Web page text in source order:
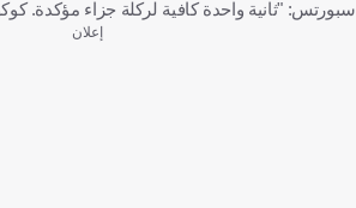
سبورتس: "ثانية واحدة كافية لركلة جزاء مؤكدة.
إعلان